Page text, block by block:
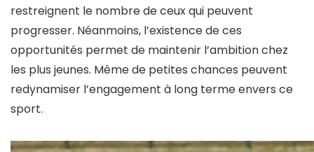
restreignent le nombre de ceux qui peuvent
progresser. Néanmoins, l’existence de ces
opportunités permet de maintenir l’ambition chez
les plus jeunes. Même de petites chances peuvent
redynamiser l’engagement à long terme envers ce
sport.